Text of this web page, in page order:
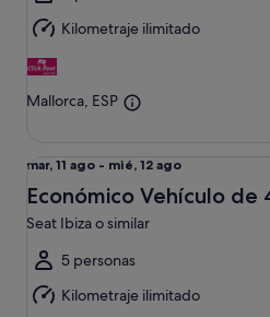
12
ago
Kilometraje ilimitado
Mallorca, ESP
Del
mar,
11
ago
al
mié,
12
mar, 11 ago - mié, 12 ago
Económico Vehículo de
Seat Ibiza o similar
5 personas
Kilometraje ilimitado